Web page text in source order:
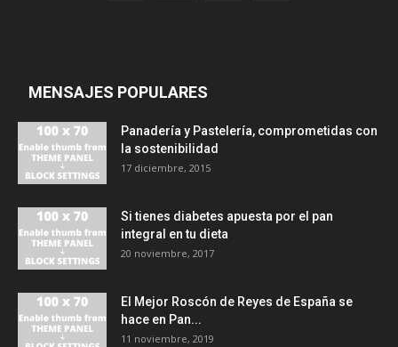
MENSAJES POPULARES
Panadería y Pastelería, comprometidas con
la sostenibilidad
17 diciembre, 2015
Si tienes diabetes apuesta por el pan
integral en tu dieta
20 noviembre, 2017
El Mejor Roscón de Reyes de España se
hace en Pan...
11 noviembre, 2019